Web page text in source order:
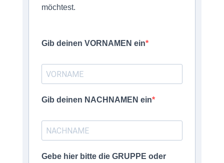
möchtest.
Gib deinen VORNAMEN ein
Gib deinen NACHNAMEN ein
Gebe hier bitte die GRUPPE oder